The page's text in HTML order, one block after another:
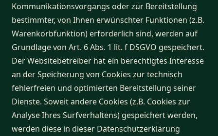
Kommunikationsvorgangs oder zur Bereitstellung
bestimmter, von Ihnen erwünschter Funktionen (z.B.
Warenkorbfunktion) erforderlich sind, werden auf
Grundlage von Art. 6 Abs. 1 lit. f DSGVO gespeichert.
Der Websitebetreiber hat ein berechtigtes Interesse
an der Speicherung von Cookies zur technisch
fehlerfreien und optimierten Bereitstellung seiner
Dienste. Soweit andere Cookies (z.B. Cookies zur
Analyse Ihres Surfverhaltens) gespeichert werden,
werden diese in dieser Datenschutzerklärung